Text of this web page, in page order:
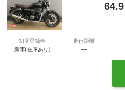
64.9
初度登録年
新車(在庫あり)
走行距離
―